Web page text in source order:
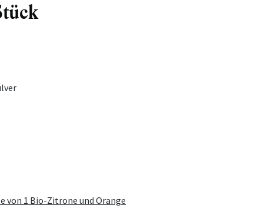
von 1 Bio-Zitrone und Orange